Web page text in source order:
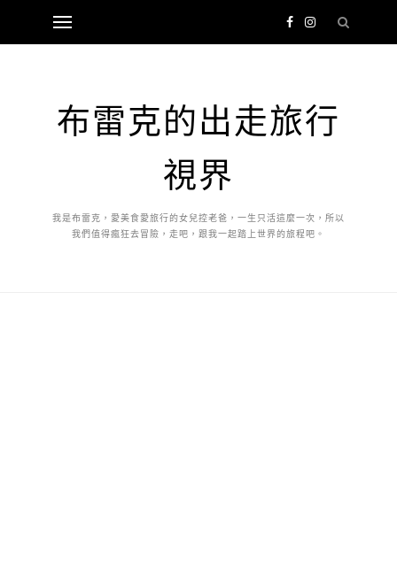
布雷克的出走旅行
視界
我是布雷克，愛美食愛旅行的女兒控老爸，一生只活這麼一次，所以
我們值得瘋狂去冒險，走吧，跟我一起踏上世界的旅程吧。